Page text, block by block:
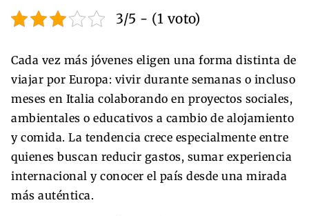
3/5 - (1 voto)
Cada vez más jóvenes eligen una forma distinta de
viajar por Europa: vivir durante semanas o incluso
meses en Italia colaborando en proyectos sociales,
ambientales o educativos a cambio de alojamiento
y comida. La tendencia crece especialmente entre
quienes buscan reducir gastos, sumar experiencia
internacional y conocer el país desde una mirada
más auténtica.